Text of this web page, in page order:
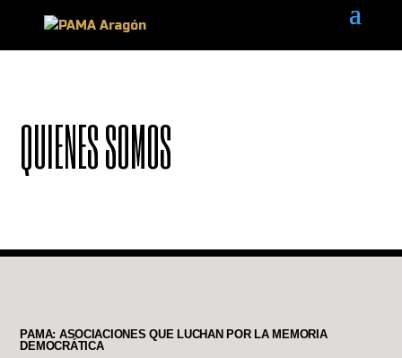
QUIENES SOMOS
PAMA: ASOCIACIONES QUE LUCHAN POR LA MEMORIA
DEMOCRÁTICA